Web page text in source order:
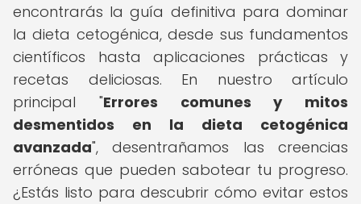
encontrarás la guía definitiva para dominar
la dieta cetogénica, desde sus fundamentos
científicos hasta aplicaciones prácticas y
recetas deliciosas. En nuestro artículo
principal "Errores comunes y mitos
desmentidos en la dieta cetogénica
avanzada", desentrañamos las creencias
erróneas que pueden sabotear tu progreso.
¿Estás listo para descubrir cómo evitar estos